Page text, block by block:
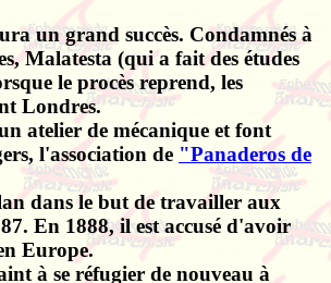
un grand succès. Condamnés à
Malatesta (qui a fait des études
le procès reprend, les
Londres.
atelier de mécanique et font
l'association de "Panaderos de
dans le but de travailler aux
En 1888, il est accusé d'avoir
Europe.
à se réfugier de nouveau à